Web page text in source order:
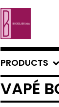
PRODUCTS
VAPÉ